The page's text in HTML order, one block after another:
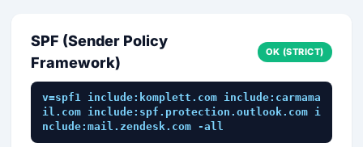
SPF (Sender Policy
Framework)
OK (STRICT)
v=spf1 include:komplett.com include:carmama
il.com include:spf.protection.outlook.com i
nclude:mail.zendesk.com -all